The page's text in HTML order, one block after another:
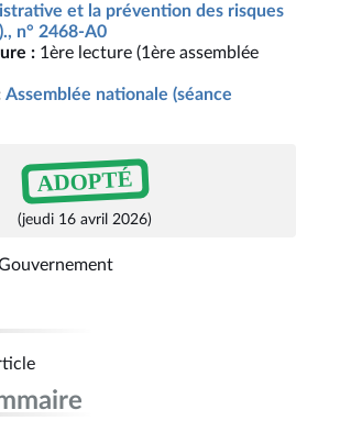
et la prévention des risques
n° 2468-A0
: 1ère lecture (1ère assemblée
Assemblée nationale (séance
ADOPTÉ
(jeudi 16 avril 2026)
Gouvernement